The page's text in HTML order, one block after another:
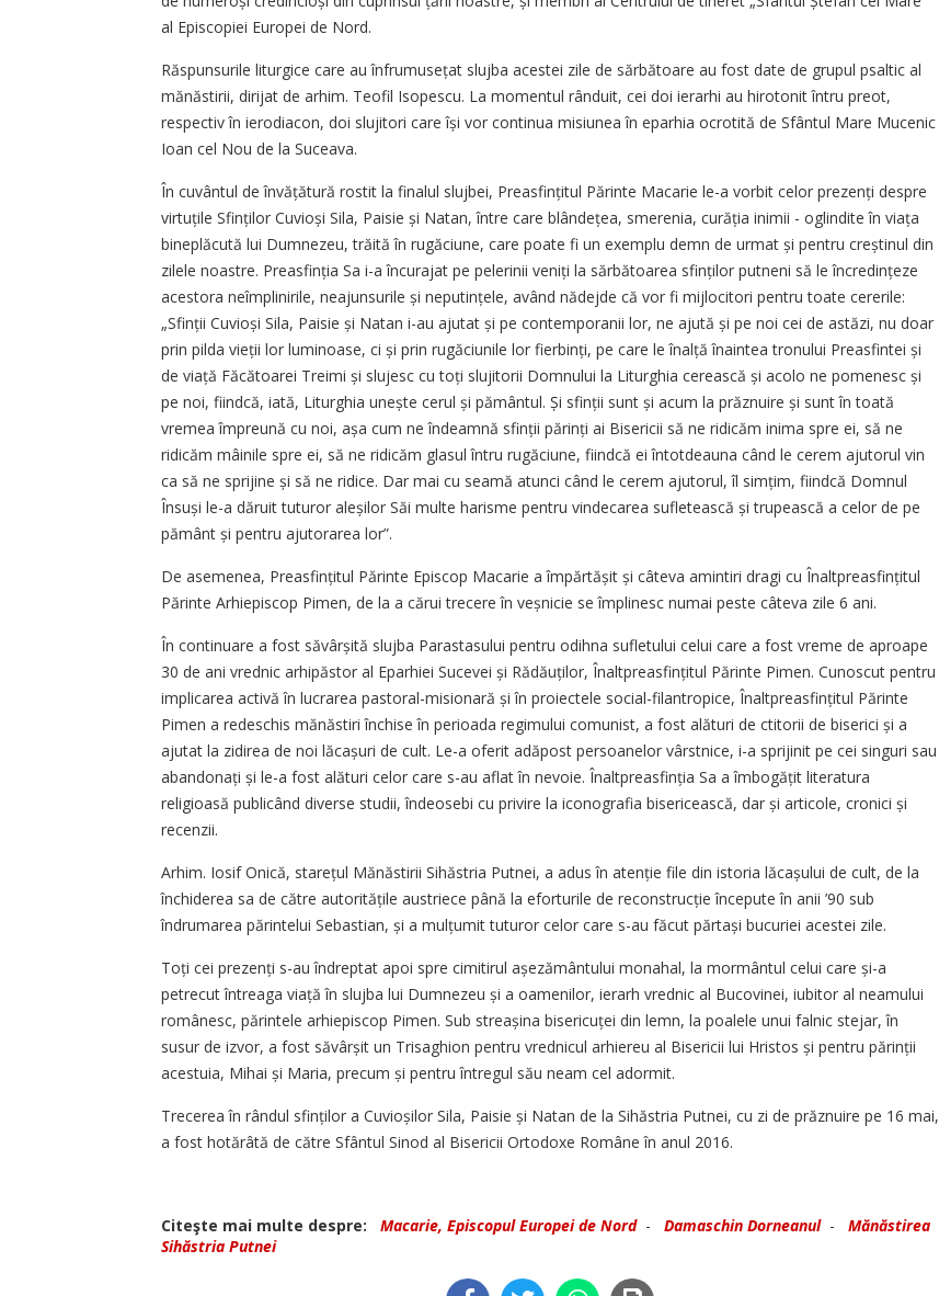
al Episcopiei Europei de Nord.
Răspunsurile liturgice care au înfrumusețat slujba acestei zile de sărbătoare au fost date de grupul psaltic al
mănăstirii, dirijat de arhim. Teofil Isopescu. La momentul rânduit, cei doi ierarhi au hirotonit întru preot,
respectiv în ierodiacon, doi slujitori care își vor continua misiunea în eparhia ocrotită de Sfântul Mare Mucenic
Ioan cel Nou de la Suceava.
În cuvântul de învățătură rostit la finalul slujbei, Preasfințitul Părinte Macarie le-a vorbit celor prezenți despre
virtuțile Sfinților Cuvioși Sila, Paisie și Natan, între care blândețea, smerenia, curăția inimii - oglindite în viața
bineplăcută lui Dumnezeu, trăită în rugăciune, care poate fi un exemplu demn de urmat și pentru creștinul din
zilele noastre. Preasfinția Sa i-a încurajat pe pelerinii veniți la sărbătoarea sfinților putneni să le încre­dințeze
acestora neîmplinirile, neajunsurile și neputințele, având nădejde că vor fi mijlocitori pentru toate cererile:
„Sfinții Cuvioși Sila, Paisie și Natan i-au ajutat și pe contemporanii lor, ne ajută și pe noi cei de astăzi, nu doar
prin pilda vieții lor luminoase, ci și prin rugăciunile lor fierbinți, pe care le înalță înaintea tronului Preasfintei și
de viață Făcătoarei Treimi și slujesc cu toți slujitorii Domnului la Liturghia cerească și acolo ne pomenesc și
pe noi, fiindcă, iată, Liturghia unește cerul și pământul. Și sfinții sunt și acum la prăznuire și sunt în toată
vremea împreună cu noi, așa cum ne îndeamnă sfinții părinți ai Bisericii să ne ridicăm inima spre ei, să ne
ridicăm mâinile spre ei, să ne ridicăm glasul întru rugăciune, fiindcă ei întotdeauna când le cerem ajutorul vin
ca să ne sprijine și să ne ridice. Dar mai cu seamă atunci când le cerem ajutorul, îl simțim, fiindcă Domnul
Însuși le-a dăruit tuturor aleșilor Săi multe harisme pentru vindecarea sufletească și trupească a celor de pe
pământ și pentru ajutorarea lor”.
De asemenea, Preasfințitul Părinte Episcop Macarie a împărtășit și câteva amintiri dragi cu Înaltpreasfințitul
Părinte Arhiepiscop Pimen, de la a cărui trecere în veșnicie se împlinesc numai peste câteva zile 6 ani.
În continuare a fost săvârșită slujba Parastasului pentru odihna sufletului celui care a fost vreme de aproape
30 de ani vrednic arhipăstor al Eparhiei Sucevei și Rădăuților, Înaltprea­sfințitul Părinte Pimen. Cunoscut pentru
implicarea activă în lucrarea pastoral-misionară și în proiectele social-filantropice, Înaltpreasfințitul Părinte
Pimen a redeschis mănăstiri închise în perioada regimului comunist, a fost alături de ctitorii de biserici și a
ajutat la zidirea de noi lăcașuri de cult. Le-a oferit adăpost persoanelor vârstnice, i-a sprijinit pe cei singuri sau
aban­donați și le-a fost alături celor care s-au aflat în nevoie. Înaltpreasfinția Sa a îmbogățit literatura
religioasă publicând diverse studii, îndeosebi cu privire la iconografia bisericească, dar și articole, cronici și
recenzii.
Arhim. Iosif Onică, starețul Mănăstirii Sihăstria Putnei, a adus în atenție file din istoria lăcașului de cult, de la
închiderea sa de către autoritățile austriece până la eforturile de reconstrucție începute în anii ’90 sub
îndrumarea părintelui Sebastian, și a mulțumit tuturor celor care s-au făcut părtași bucuriei acestei zile.
Toți cei prezenți s-au îndreptat apoi spre cimitirul așezământului monahal, la mormântul celui care și-a
petrecut întreaga viață în slujba lui Dumnezeu și a oamenilor, ierarh vrednic al Bucovinei, iubitor al neamului
românesc, părintele arhiepiscop Pimen. Sub streașina bisericuței din lemn, la poalele unui falnic stejar, în
susur de izvor, a fost săvârșit un Trisaghion pentru vrednicul arhiereu al Bisericii lui Hristos și pentru părinții
acestuia, Mihai și Maria, precum și pentru întregul său neam cel adormit.
Trecerea în rândul sfinților a Cuvioșilor Sila, Paisie și Natan de la Sihăstria Putnei, cu zi de prăznuire pe 16 mai,
a fost hotărâtă de către Sfântul Sinod al Bisericii Ortodoxe Române în anul 2016.
Citeşte mai multe despre: Macarie, Episcopul Europei de Nord- Damaschin Dorneanul- Mănăstirea
Sihăstria Putnei